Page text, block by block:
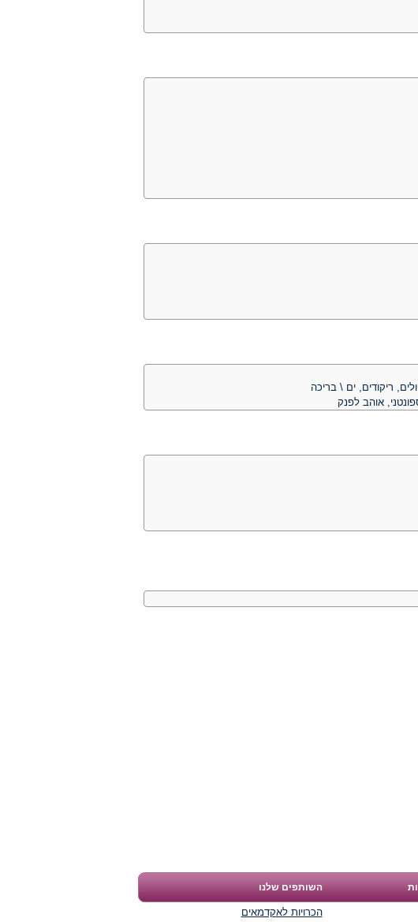
ריקודים, ים \ בריכה
אוהב לפנק
השותפים שלנו
הכרויות לאקדמאים